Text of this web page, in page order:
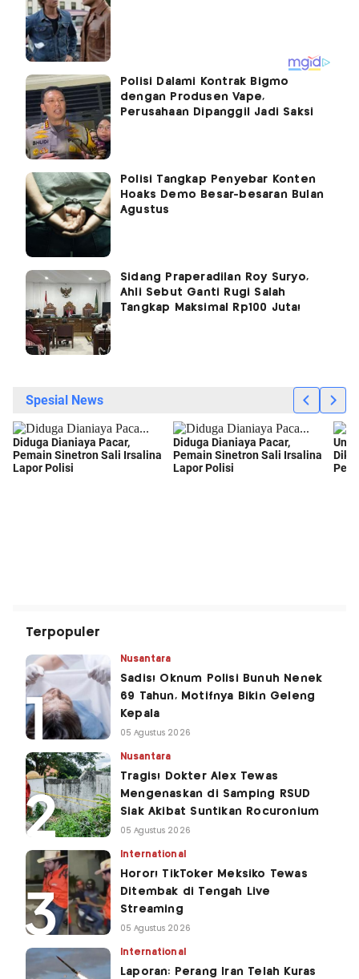
Polisi Dalami Kontrak Bigmo
dengan Produsen Vape,
Perusahaan Dipanggil Jadi Saksi
Polisi Tangkap Penyebar Konten
Hoaks Demo Besar-besaran Bulan
Agustus
Sidang Praperadilan Roy Suryo,
Ahli Sebut Ganti Rugi Salah
Tangkap Maksimal Rp100 Juta!
Terpopuler
Nusantara
Sadis! Oknum Polisi Bunuh Nenek
69 Tahun, Motifnya Bikin Geleng
Kepala
05 Agustus 2026
Nusantara
Tragis! Dokter Alex Tewas
Mengenaskan di Samping RSUD
Siak Akibat Suntikan Rocuronium
05 Agustus 2026
International
Horor! TikToker Meksiko Tewas
Ditembak di Tengah Live
Streaming
05 Agustus 2026
International
Laporan: Perang Iran Telah Kuras